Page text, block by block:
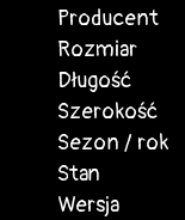
Producent
Rozmiar
Długość
Szerokość
Sezon / rok
Stan
Wersja